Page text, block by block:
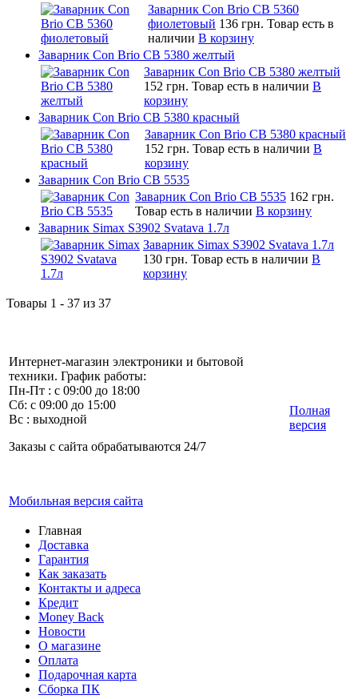
Заварник Con Brio CB 5360
фиолетовый 136 грн. Товар есть в
наличии В корзину
Заварник Con Brio CB 5380 желтый
Заварник Con Brio CB 5380 желтый
152 грн. Товар есть в наличии В
корзину
Заварник Con Brio CB 5380 красный
Заварник Con Brio CB 5380 красный
152 грн. Товар есть в наличии В
корзину
Заварник Con Brio CB 5535
Заварник Con Brio CB 5535 162 грн.
Товар есть в наличии В корзину
Заварник Simax S3902 Svatava 1.7л
Заварник Simax S3902 Svatava 1.7л
130 грн. Товар есть в наличии В
корзину
Товары 1 - 37 из 37
Интернет-магазин электроники и бытовой
техники. График работы:
Пн-Пт : с 09:00 до 18:00
Сб: с 09:00 до 15:00
Вс : выходной
Заказы с сайта обрабатываются 24/7
Мобильная версия сайта
Полная
версия
Главная
Доставка
Гарантия
Как заказать
Контакты и адреса
Кредит
Money Back
Новости
О магазине
Оплата
Подарочная карта
Сборка ПК